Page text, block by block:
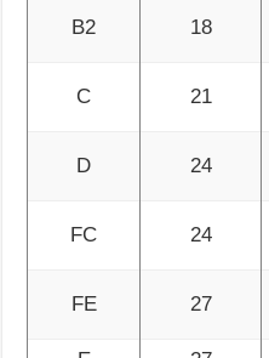
B2 18
C 21
D 24
FC 24
FE 27